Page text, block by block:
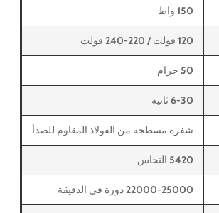
150 واط
120 فولت / 220-240 فولت
50 جرام
6-30 ثانية
شفرة مسطحة من الفولاذ المقاوم للصدأ
5420 النحاس
22000-25000 دورة في الدقيقة